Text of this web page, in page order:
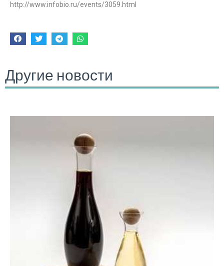
http://www.infobio.ru/events/3059.html
Другие новости